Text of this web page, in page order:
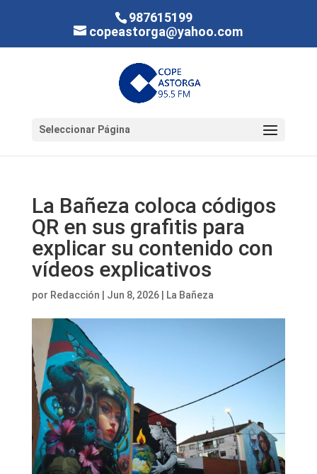
987615199
copeastorga@yahoo.com
Seleccionar Página
La Bañeza coloca códigos
QR en sus grafitis para
explicar su contenido con
vídeos explicativos
por Redacción Jun 8, 2026| La Bañeza